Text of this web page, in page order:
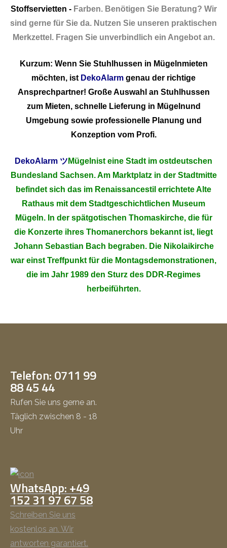
Stoffservietten - Farben. Benötigen Sie Beratung? Wir
sind gerne für Sie da. Nutzen Sie unseren praktischen
Merkzettel. Fragen Sie unverbindlich ein Angebot an.
Kurzum: Wenn Sie Stuhlhussen in Mügelnmieten
möchten, ist DekoAlarm genau der richtige
Ansprechpartner! Große Auswahl an Stuhlhussen
zum Mieten, schnelle Lieferung in Mügelnund
Umgebung sowie professionelle Planung und
Konzeption vom Profi.
DekoAlarm ツ Mügelnist eine Stadt im ostdeutschen
Bundesland Sachsen. Am Marktplatz in der Stadtmitte
befindet sich das im Renaissancestil errichtete Alte
Rathaus mit dem Stadtgeschichtlichen Museum
Mügeln. In der spätgotischen Thomaskirche, die für
die Konzerte ihres Thomanerchors bekannt ist, liegt
Johann Sebastian Bach begraben. Die Nikolaikirche
war einst Treffpunkt für die Montagsdemonstrationen,
die im Jahr 1989 den Sturz des DDR-Regimes
herbeiführten.
Telefon: 0711 99
88 45 44
Rufen Sie uns gerne an.
Täglich zwischen 8 - 18
Uhr
WhatsApp: +49
152 31 97 67 58
Schreiben Sie uns
kostenlos an. Wir
antworten garantiert.